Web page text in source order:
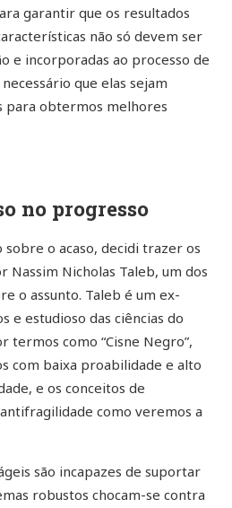
garantir que os resultados
não só devem ser
e incorporadas ao processo de
que elas sejam
para obtermos melhores
no progresso
o acaso, decidi trazer os
Nicholas Taleb, um dos
o assunto. Taleb é um ex-
e estudioso das ciências do
termos como “Cisne Negro”,
com baixa proabilidade e alto
e os conceitos de
como veremos a
são incapazes de suportar
robustos chocam-se contra